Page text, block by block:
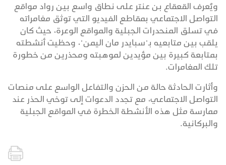
ويُعرف القعقاع بن عنتر على نطاق واسع بين رواد مواقع
التواصل الاجتماعي بمقاطع الفيديو التي توثق مغامراته
في تسلق المنحدرات الجبلية والمواقع الوعرة، حيث كان
يلقب بين متابعيه بـ"سبايدر مان اليمن"، وحظيت أنشطته
بمتابعة كبيرة بين مؤيدين لموهبته ومحذرين من خطورة
تلك المغامرات.
وأثارت الحادثة حالة من الحزن والتفاعل الواسع على منصات
التواصل الاجتماعي، مع تجدد الدعوات إلى توخي الحذر عند
ممارسة مثل هذه الأنشطة الخطرة في المواقع الجبلية
والبركانية.